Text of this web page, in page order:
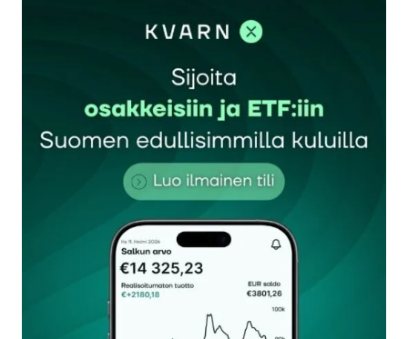
rekisteröityä
Sähköpostiosoitettasi ei julkaista.Pakolliset
kentät on merkitty*
Kommentti*